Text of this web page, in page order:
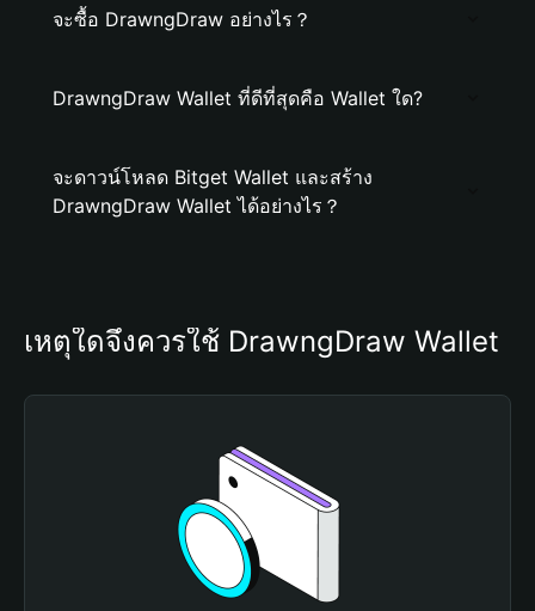
จะซื้อ DrawngDraw อย่างไร？
DrawngDraw Wallet ที่ดีที่สุดคือ Wallet ใด?
จะดาวน์โหลด Bitget Wallet และสร้าง
DrawngDraw Wallet ได้อย่างไร？
เหตุใดจึงควรใช้ DrawngDraw Wallet